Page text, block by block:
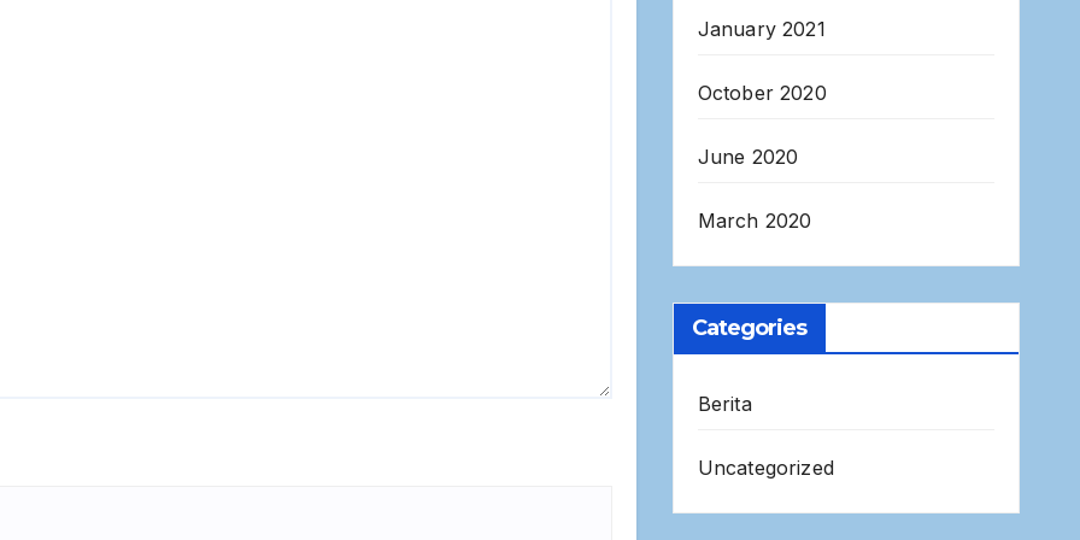
January 2021
October 2020
June 2020
March 2020
Categories
Berita
Uncategorized